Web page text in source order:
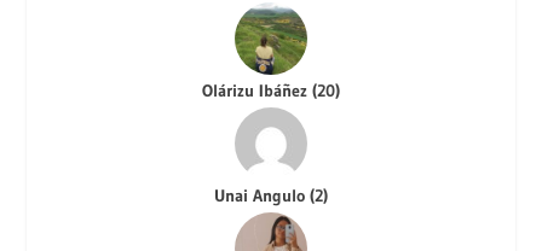
Olárizu Ibáñez (20)
Unai Angulo (2)